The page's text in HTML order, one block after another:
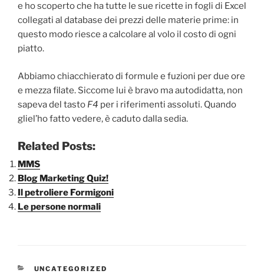
e ho scoperto che ha tutte le sue ricette in fogli di Excel
collegati al database dei prezzi delle materie prime: in
questo modo riesce a calcolare al volo il costo di ogni
piatto.
Abbiamo chiacchierato di formule e fuzioni per due ore
e mezza filate. Siccome lui è bravo ma autodidatta, non
sapeva del tasto F4 per i riferimenti assoluti. Quando
gliel’ho fatto vedere, è caduto dalla sedia.
Related Posts:
MMS
Blog Marketing Quiz!
Il petroliere Formigoni
Le persone normali
CATEGORIE
UNCATEGORIZED